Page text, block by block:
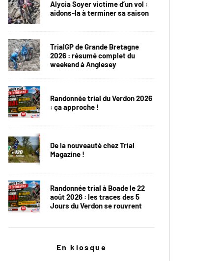
Alycia Soyer victime d’un vol :
aidons-la à terminer sa saison
TrialGP de Grande Bretagne
2026 : résumé complet du
weekend à Anglesey
Randonnée trial du Verdon 2026
: ça approche !
De la nouveauté chez Trial
Magazine !
Randonnée trial à Boade le 22
août 2026 : les traces des 5
Jours du Verdon se rouvrent
En kiosque